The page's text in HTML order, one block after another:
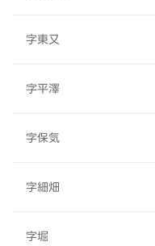
字東又
字平澤
字保気
字細畑
字堀